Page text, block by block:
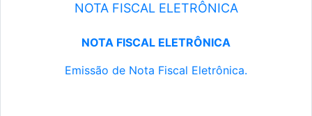
NOTA FISCAL ELETRÔNICA
NOTA FISCAL ELETRÔNICA
Emissão de Nota Fiscal Eletrônica.